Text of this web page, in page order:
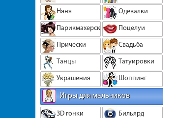
Няня
Одевалки
Парикмахерская
Поцелуи
Прически
Свадьба
Танцы
Татуировки
Украшения
Шоппинг
Игры для мальчиков
3D гонки
Бильярд